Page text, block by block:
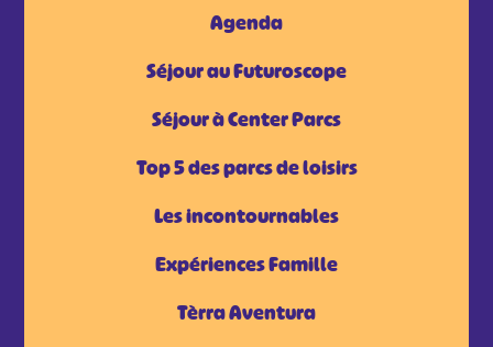
Agenda
Séjour au Futuroscope
Séjour à Center Parcs
Top 5 des parcs de loisirs
Les incontournables
Expériences Famille
Tèrra Aventura